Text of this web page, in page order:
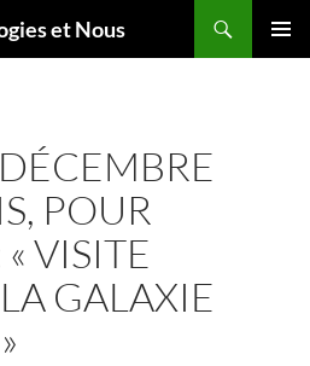
et Nous
POUR
VISITE
GALAXIE